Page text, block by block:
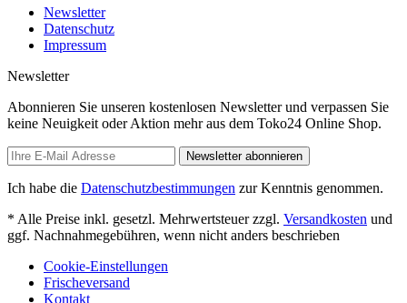
Newsletter
Datenschutz
Impressum
Newsletter
Abonnieren Sie unseren kostenlosen Newsletter und verpassen Sie
keine Neuigkeit oder Aktion mehr aus dem Toko24 Online Shop.
Newsletter abonnieren
Ich habe die Datenschutzbestimmungen zur Kenntnis genommen.
* Alle Preise inkl. gesetzl. Mehrwertsteuer zzgl. Versandkosten und
ggf. Nachnahmegebühren, wenn nicht anders beschrieben
Cookie-Einstellungen
Frischeversand
Kontakt